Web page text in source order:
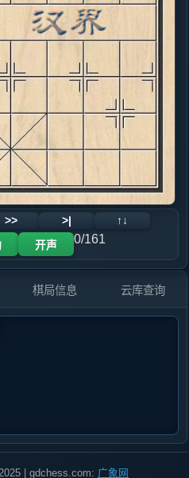
>> >| ↑↓
开声 0/161
棋局信息 云库查询
| gdchess.com: 广象网